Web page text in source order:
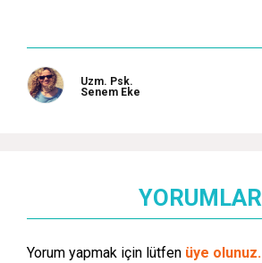
Uzm. Psk.
Senem Eke
YORUMLAR
Yorum yapmak için lütfen üye olunuz.